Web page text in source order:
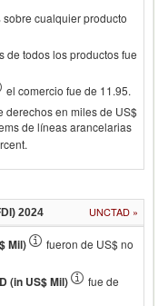
cualquier producto
de todos los productos fue
el comercio fue de 11.95.
derechos en miles de US$
de líneas arancelarias
2024 UNCTAD »
Mil)
fueron de US$ no
(in US$ Mil)
fue de